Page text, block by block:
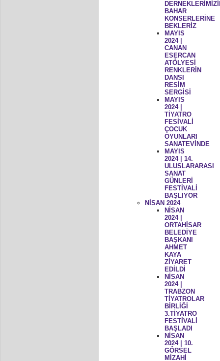
BAHAR
KONSERLERİNE
BEKLERİZ
MAYIS
2024 |
CANAN
ESERCAN
ATÖLYESİ
RENKLERİN
DANSI
RESİM
SERGİSİ
MAYIS
2024 |
TİYATRO
FESİVALİ
ÇOCUK
OYUNLARI
SANATEVİNDE
MAYIS
2024 | 14.
ULUSLARARASI
SANAT
GÜNLERİ
FESTİVALİ
BAŞLIYOR
NİSAN 2024
NİSAN
2024 |
ORTAHİSAR
BELEDİYE
BAŞKANI
AHMET
KAYA
ZİYARET
EDİLDİ
NİSAN
2024 |
TRABZON
TİYATROLAR
BİRLİĞİ
3.TİYATRO
FESTİVALİ
BAŞLADI
NİSAN
2024 | 10.
GÖRSEL
MİZAHİ